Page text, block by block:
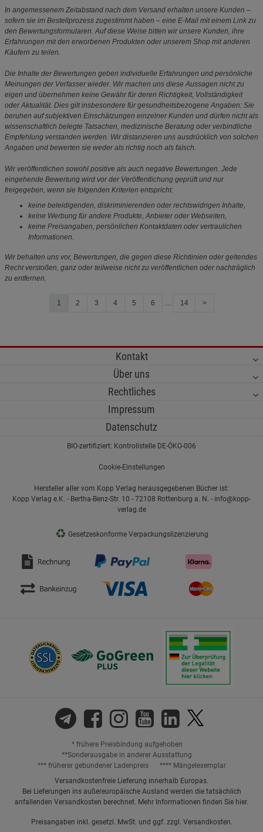
In angemessenem Zeitabstand nach dem Versand erhalten unsere Kunden –
sofern sie im Bestellprozess zugestimmt haben – eine E-Mail mit einem Link zu
den Bewertungsformularen. Auf diese Weise bitten wir unsere Kunden, ihre
Erfahrungen mit den erworbenen Produkten oder unserem Shop mit anderen
Käufern zu teilen.
Die Inhalte der Bewertungen geben individuelle Erfahrungen und persönliche
Meinungen der Verfasser wieder. Wir machen uns diese Aussagen nicht zu
eigen und übernehmen keine Gewähr für deren Richtigkeit, Vollständigkeit
oder Aktualität. Dies gilt insbesondere für gesundheitsbezogene Angaben: Sie
beruhen auf subjektiven Einschätzungen einzelner Kunden und dürfen nicht als
wissenschaftlich belegte Tatsachen, medizinische Beratung oder verbindliche
Empfehlung verstanden werden. Wir distanzieren uns ausdrücklich von solchen
Angaben und bewerten sie weder als richtig noch als falsch.
Wir veröffentlichen sowohl positive als auch negative Bewertungen. Jede
eingehende Bewertung wird vor der Veröffentlichung geprüft und nur
freigegeben, wenn sie folgenden Kriterien entspricht:
keine beleidigenden, diskriminierenden oder rechtswidrigen Inhalte,
keine Werbung für andere Produkte, Anbieter oder Webseiten,
keine Preisangaben, persönlichen Kontaktdaten oder vertraulichen
Informationen.
Wir behalten uns vor, Bewertungen, die gegen diese Richtlinien oder geltendes
Recht verstoßen, ganz oder teilweise nicht zu veröffentlichen oder nachträglich
zu entfernen.
1 2 3 4 5 6 .... 14 >
Kontakt
Über uns
Rechtliches
Impressum
Datenschutz
BIO-zertifiziert: Kontrollstelle DE-ÖKO-006
Cookie-Einstellungen
Hersteller aller vom Kopp Verlag herausgegebenen Bücher ist:
Kopp Verlag e.K. - Bertha-Benz-Str. 10 - 72108 Rottenburg a. N. - info@kopp-
verlag.de
♻ Gesetzeskonforme Verpackungslizenzierung
* frühere Preisbindung aufgehoben
**Sonderausgabe in anderer Ausstattung
*** früherer gebundener Ladenpreis
**** Mängelexemplar
Versandkostenfreie Lieferung innerhalb Europas.
Bei Lieferungen ins außereuropäische Ausland werden die tatsächlich
anfallenden Versandkosten berechnet. Mehr Informationen finden Sie hier.
Preisangaben inkl. gesetzl. MwSt. und ggf. zzgl. Versandkosten.